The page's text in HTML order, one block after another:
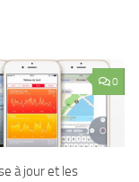
0
à jour et les